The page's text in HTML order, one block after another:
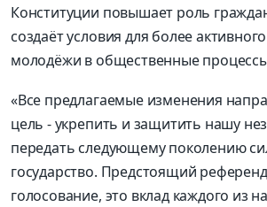
Конституции повышает роль
создаёт условия для более
молодёжи в общественные
«Все предлагаемые изменения
цель - укрепить и защитить нашу
передать следующему поколению
государство. Предстоящий
голосование, это вклад каждого из